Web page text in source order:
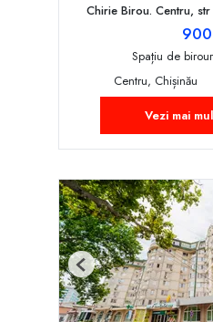
Chirie Birou. Centru,
Spațiu de
Centru, Chișinău
Vezi mai
Previous